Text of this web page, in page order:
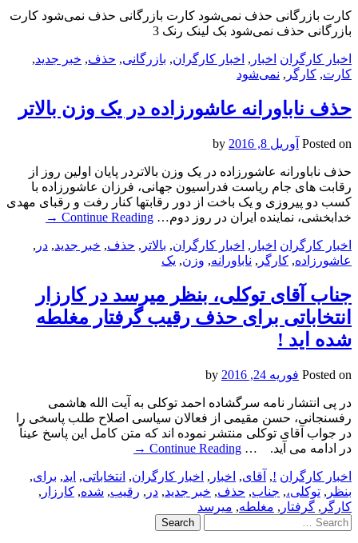
کارت بازرگانی حذف نمی‌شود کارت بازرگانی حذف نمی‌شود کارت
بازرگانی حذف نمی‌شود بک لینک رنک 3
اخبار کارگران اخبار , اخبار کارگران, بازرگانی, حذف, خبر جدید,
کارت, کارگر , نمی‌شود
حذف ناباورانه عاشورزاده در یک وزن بالاتر
Posted on آوریل 8, 2016
حذف ناباورانه عاشورزاده در یک وزن بالاتردر پایان اولین روز از
رقابت های جام ریاست فدراسیون جهانی، فرزان عاشورزاده با
کسب دو پیروزی و یک باخت از دور رقابتها کنار رفت و رقبای مهدی
خدابخشی، نماینده ایران در روز دوم… Continue Reading
→
اخبار کارگران اخبار , اخبار کارگران, بالاتر , حذف, خبر جدید, در ,
عاشورزاده, کارگر , ناباورانه, وزن, یک
جناب آقای توکلی، بنظر میرسد در کارزار
انتخاباتی برای حذف رقیب گرفتار مغلطه
شده اید !
Posted on فوریه 24, 2016
در پی انتشار نامه سرگشاده احمد توکلی به آیت الله هاشمی
رفسنجانی، حسن مقیمی از فعالان سیاسی اصلاح طلب پاسخی را
در جواب آقای توکلی منتشر نموده اند که متن کامل این پاسخ عیناً
در ادامه می آید. … Continue Reading
→
اخبار کارگران !
, آقای, اخبار , اخبار کارگران, انتخاباتی, اید, برای,
بنظر , توکلی،, جناب, حذف, خبر جدید, در , رقیب, شده, کارزار ,
کارگر , گرفتار , مغلطه, میرسد
Search
for: